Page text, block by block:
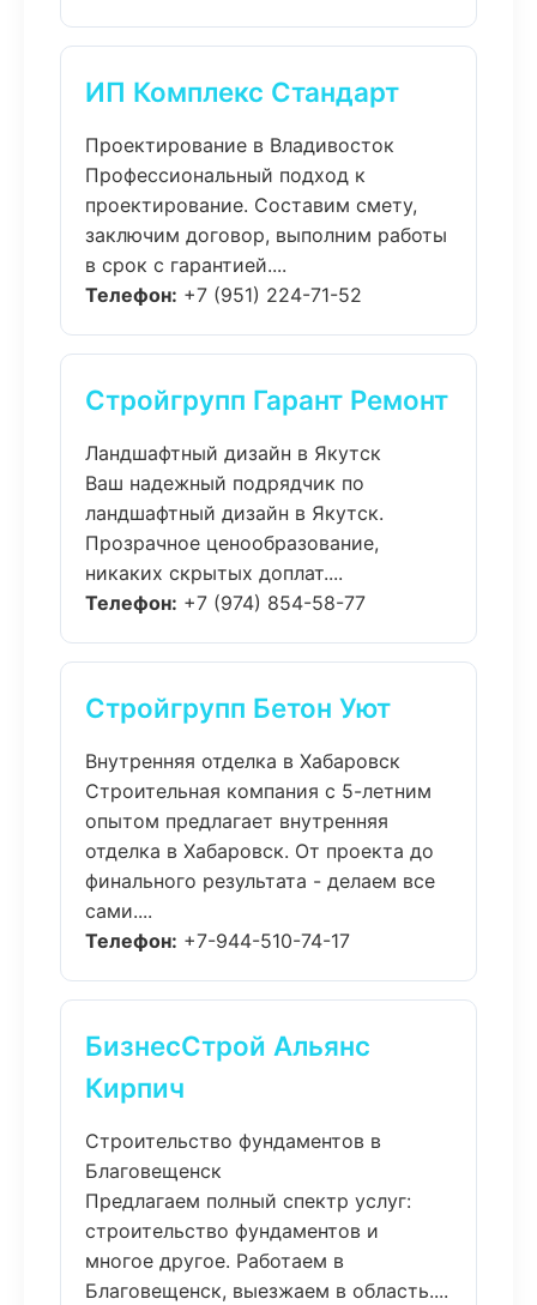
ИП Комплекс Стандарт
Проектирование в Владивосток
Профессиональный подход к
проектирование. Составим смету,
заключим договор, выполним работы
в срок с гарантией....
Телефон: +7 (951) 224-71-52
Стройгрупп Гарант Ремонт
Ландшафтный дизайн в Якутск
Ваш надежный подрядчик по
ландшафтный дизайн в Якутск.
Прозрачное ценообразование,
никаких скрытых доплат....
Телефон: +7 (974) 854-58-77
Стройгрупп Бетон Уют
Внутренняя отделка в Хабаровск
Строительная компания с 5-летним
опытом предлагает внутренняя
отделка в Хабаровск. От проекта до
финального результата - делаем все
сами....
Телефон: +7-944-510-74-17
БизнесСтрой Альянс
Кирпич
Строительство фундаментов в
Благовещенск
Предлагаем полный спектр услуг:
строительство фундаментов и
многое другое. Работаем в
Благовещенск, выезжаем в область....